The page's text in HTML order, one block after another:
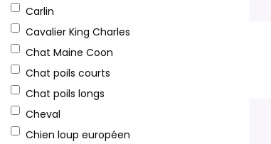
Carlin
Cavalier King Charles
Chat Maine Coon
Chat poils courts
Chat poils longs
Cheval
Chien loup européen